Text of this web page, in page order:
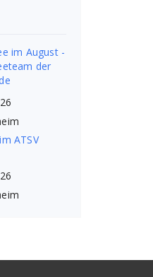
im August -
der
ATSV